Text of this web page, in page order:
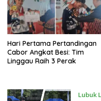
Hari Pertama Pertandingan
Cabor Angkat Besi: Tim
Linggau Raih 3 Perak
Lubuk